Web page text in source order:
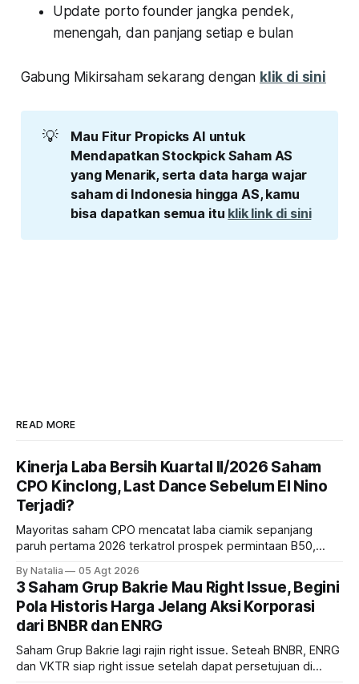
Update porto founder jangka pendek,
menengah, dan panjang setiap e bulan
Gabung Mikirsaham sekarang dengan klik di sini
💡
Mau Fitur Propicks AI untuk
Mendapatkan Stockpick Saham AS
yang Menarik, serta data harga wajar
saham di Indonesia hingga AS, kamu
bisa dapatkan semua itu klik link di sini
READ MORE
Kinerja Laba Bersih Kuartal II/2026 Saham
CPO Kinclong, Last Dance Sebelum El Nino
Terjadi?
Mayoritas saham CPO mencatat laba ciamik sepanjang
paruh pertama 2026 terkatrol prospek permintaan B50,
diprediksi semakin terlihat mendekati 2027. Kira-kira gimana
prospeknya? apakah masih menarik dilirik sektor ini?
By Natalia 05 Agt 2026
3 Saham Grup Bakrie Mau Right Issue, Begini
Pola Historis Harga Jelang Aksi Korporasi
dari BNBR dan ENRG
Saham Grup Bakrie lagi rajin right issue. Seteah BNBR, ENRG
dan VKTR siap right issue setelah dapat persetujuan di